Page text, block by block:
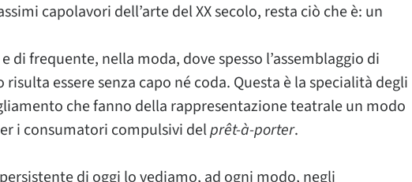
capolavori dell’arte del XX secolo, resta ciò che è: un
di frequente, nella moda, dove spesso l’assemblaggio di
essere senza capo né coda. Questa è la specialità degli
che fanno della rappresentazione teatrale un modo
i consumatori compulsivi delprêt-à-porter.
di oggi lo vediamo, ad ogni modo, negli